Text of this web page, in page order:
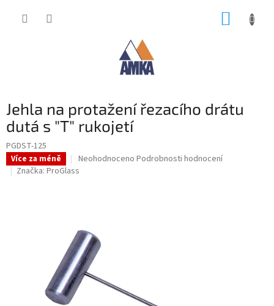
Jehla na protažení řezacího drátu
dutá s "T" rukojetí
PGDST-125
Více za méně
Průměrné
hodnocení
5
hvězdiček.
Neohodnoceno Podrobnosti hodnocení
Značka: ProGlass